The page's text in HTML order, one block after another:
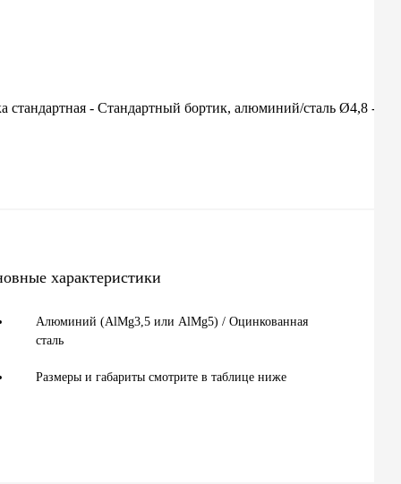
стандартная - Стандартный бортик, алюминий/сталь Ø4,8 -
характеристики
Алюминий (AlMg3,5 или AlMg5) / Оцинкованная
сталь
Размеры и габариты смотрите в таблице ниже